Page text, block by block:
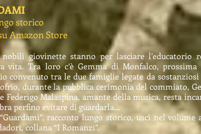
storico
Amazon Store
nobili giovinette stanno per lasciare l’educatorio
vita. Tra loro c’è Gemma di Monfalco,
convenuto tra le due famiglie legate da
durante la pubblica cerimonia del commiato,
Federigo Malaspina, amante della musica, resta
perfino evitare di guardarla…
racconto lungo storico, uscì nel volume
collana “I Romanzi”.